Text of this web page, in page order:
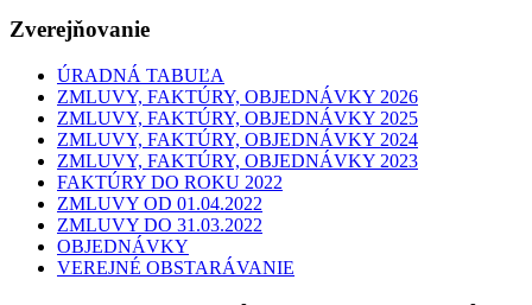
Zverejňovanie
ÚRADNÁ TABUĽA
ZMLUVY, FAKTÚRY, OBJEDNÁVKY 2026
ZMLUVY, FAKTÚRY, OBJEDNÁVKY 2025
ZMLUVY, FAKTÚRY, OBJEDNÁVKY 2024
ZMLUVY, FAKTÚRY, OBJEDNÁVKY 2023
FAKTÚRY DO ROKU 2022
ZMLUVY OD 01.04.2022
ZMLUVY DO 31.03.2022
OBJEDNÁVKY
VEREJNÉ OBSTARÁVANIE